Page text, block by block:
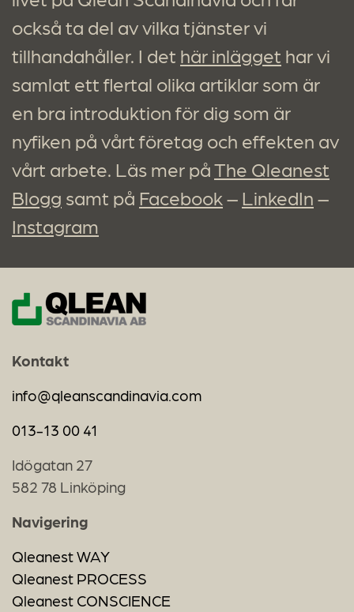
också ta del av vilka tjänster vi
tillhandahåller. I det här inlägget har vi
samlat ett flertal olika artiklar som är
en bra introduktion för dig som är
nyfiken på vårt företag och effekten av
vårt arbete. Läs mer påThe Qleanest
Blogg samt på Facebook – LinkedIn –
Instagram
Kontakt
info@qleanscandinavia.com
013-13 00 41
Idögatan 27
582 78 Linköping
Navigering
Qleanest WAY
Qleanest PROCESS
Qleanest CONSCIENCE